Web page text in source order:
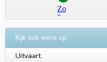
Kijk ook eens op
Uitvaart